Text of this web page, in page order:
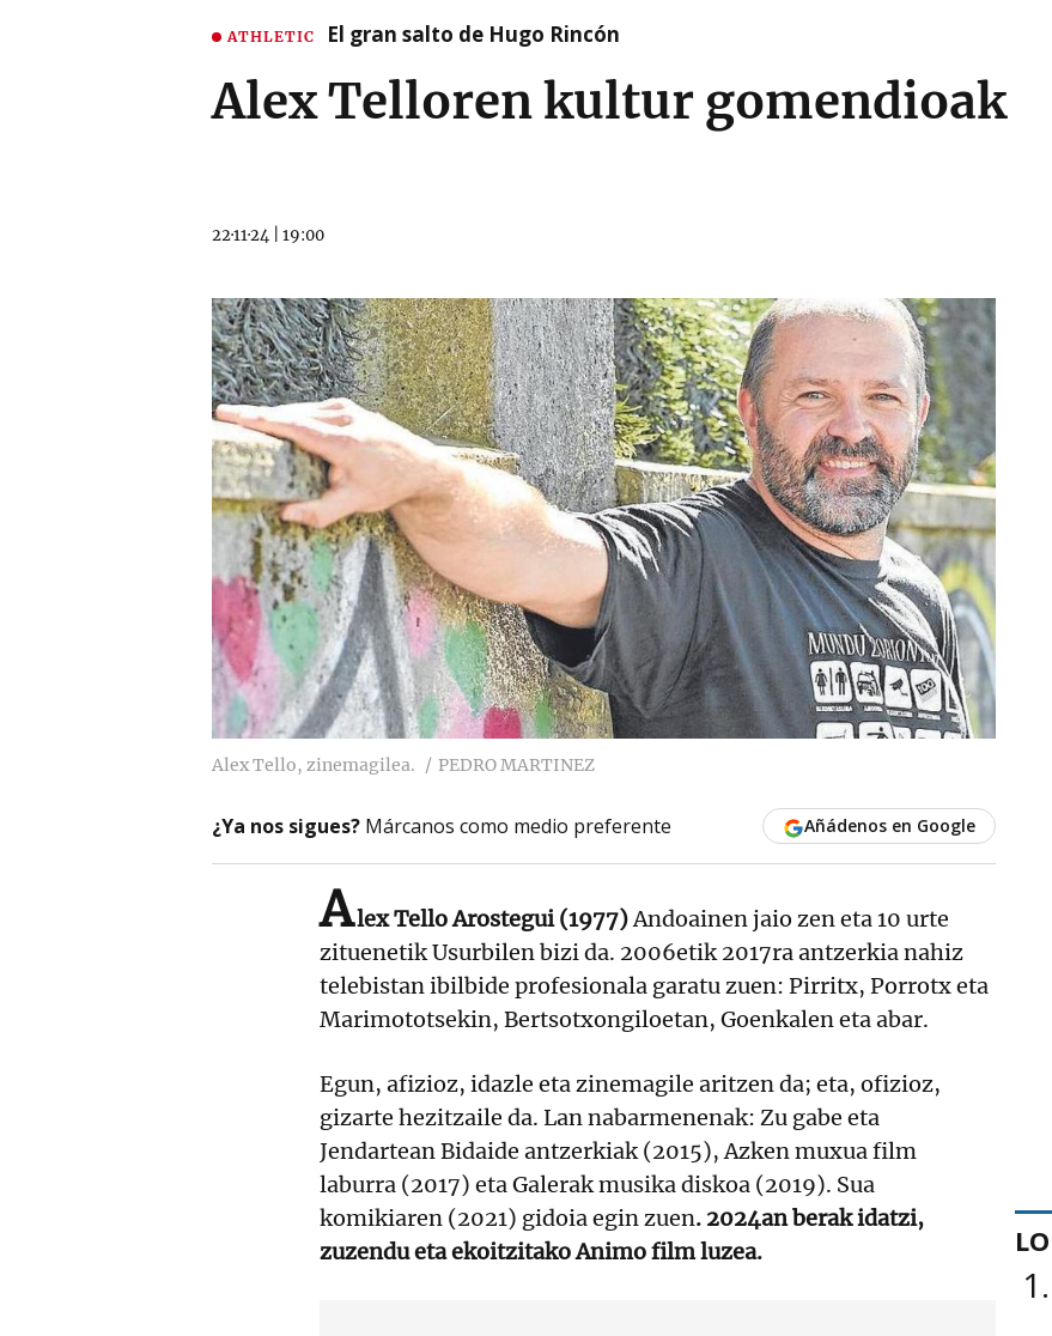
ATHLETIC El gran salto de Hugo Rincón
Alex Telloren kultur gomendioak
22·11·24 19:00
Alex Tello, zinemagilea. PEDRO MARTINEZ
¿Ya nos sigues? Márcanos como medio preferente Añádenos en Google
Alex Tello Arostegui (1977)Andoainen jaio zen eta 10 urte
zituenetik Usurbilen bizi da. 2006etik 2017ra antzerkia nahiz
telebistan ibilbide profesionala garatu zuen: Pirritx, Porrotx eta
Marimototsekin, Bertsotxongiloetan, Goenkalen eta abar.
Egun, afizioz, idazle eta zinemagile aritzen da; eta, ofizioz,
gizarte hezitzaile da. Lan nabarmenenak: Zu gabe eta
Jendartean Bidaide antzerkiak (2015), Azken muxua film
laburra (2017) eta Galerak musika diskoa (2019). Sua
komikiaren (2021) gidoia egin zuen. 2024an berak idatzi,
zuzendu eta ekoitzitako Animo film luzea.
1